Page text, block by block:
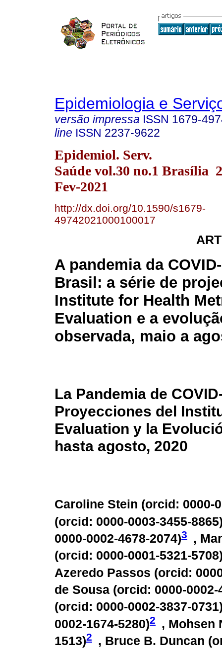
Epidemiologia e
versão impressa ISSN 1679-
line ISSN 2237-9622
Epidemiol. Serv.
Saúde vol.30 no.1 Brasília
Fev-2021
http://dx.doi.org/10.1590/s1679-
49742021000100017
A pandemia da
Brasil: a série de
Institute for Health
Evaluation e a
observada, maio a
La Pandemia de
Proyecciones del
Evaluation y la
hasta agosto, 2020
Caroline Stein (orcid: 0000-
(orcid: 0000-0003-3455-8865
0000-0002-4678-2074)3
,
(orcid: 0000-0001-5321-5708
Azeredo Passos (orcid:
de Sousa (orcid: 0000-0002-
(orcid: 0000-0002-3837-0731
0002-1674-5280)2
, Mohsen
1513)2 , Bruce B. Duncan (